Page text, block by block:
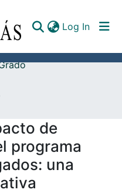
Log In
de
programa
una